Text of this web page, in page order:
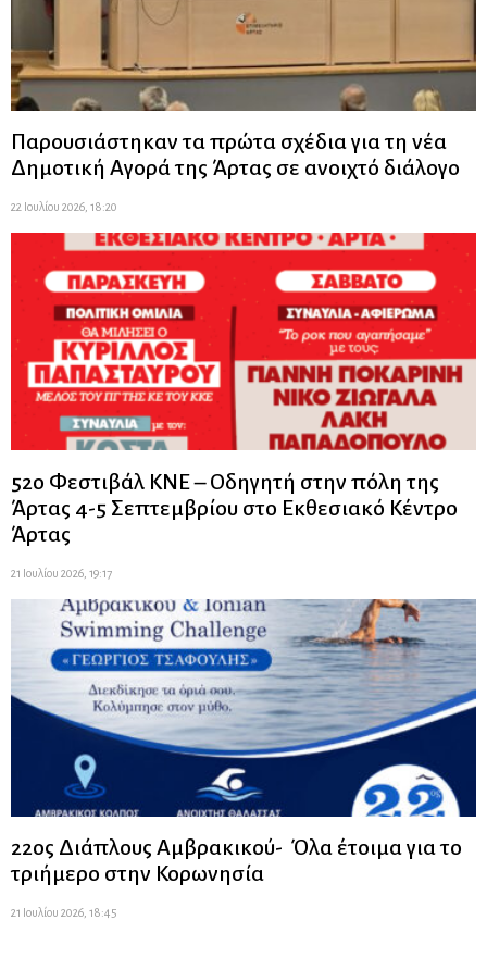
Παρουσιάστηκαν τα πρώτα σχέδια για τη νέα
Δημοτική Αγορά της Άρτας σε ανοιχτό διάλογο
22 Ιουλίου 2026, 18:20
52ο Φεστιβάλ ΚΝΕ – Οδηγητή στην πόλη της
Άρτας 4-5 Σεπτεμβρίου στο Εκθεσιακό Κέντρο
Άρτας
21 Ιουλίου 2026, 19:17
22ος Διάπλους Αμβρακικού- Όλα έτοιμα για το
τριήμερο στην Κορωνησία
21 Ιουλίου 2026, 18:45